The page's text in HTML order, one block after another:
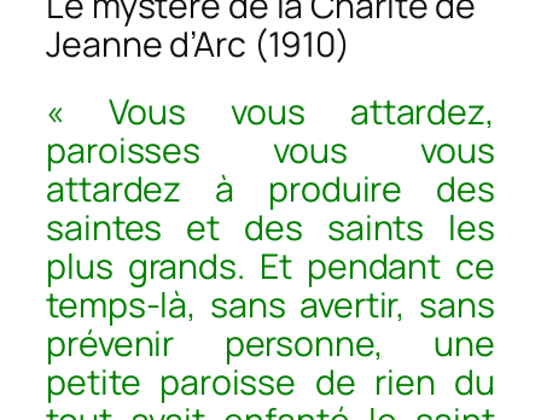
Jeanne d’Arc (1910)
« Vous vous attardez,
paroisses vous vous
attardez à produire des
saintes et des saints les
plus grands. Et pendant ce
temps-là, sans avertir, sans
prévenir personne, une
petite paroisse de rien du